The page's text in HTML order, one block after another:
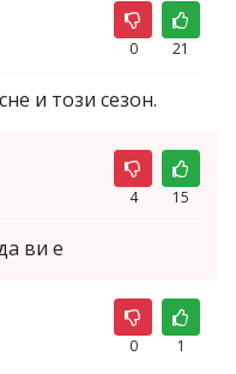
0 21
и този сезон.
4 15
ви е
0 1